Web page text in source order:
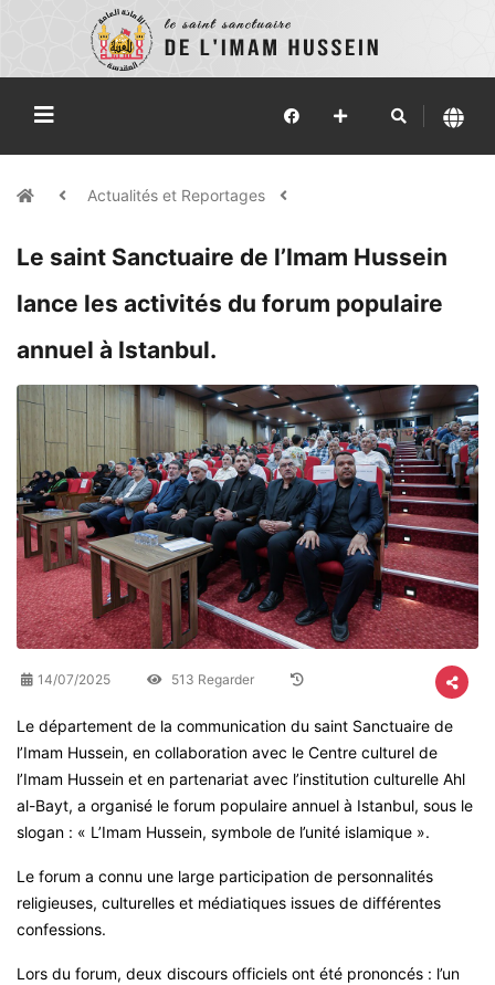
Actualités et Reportages
Le saint Sanctuaire de l’Imam Hussein
lance les activités du forum populaire
annuel à Istanbul.
14/07/2025 513 Regarder
Le département de la communication du saint Sanctuaire de
l’Imam Hussein, en collaboration avec le Centre culturel de
l’Imam Hussein et en partenariat avec l’institution culturelle Ahl
al-Bayt, a organisé le forum populaire annuel à Istanbul, sous le
slogan : « L’Imam Hussein, symbole de l’unité islamique ».
Le forum a connu une large participation de personnalités
religieuses, culturelles et médiatiques issues de différentes
confessions.
Lors du forum, deux discours officiels ont été prononcés : l’un